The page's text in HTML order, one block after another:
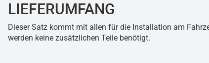
LIEFERUMFANG
Dieser Satz kommt mit allen für die Installation am
werden keine zusätzlichen Teile benötigt.